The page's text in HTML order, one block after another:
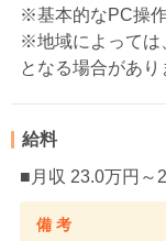
※基本的なPC操
※地域によっては
となる場合があり
給料
■月収 23.0万円～
備 考